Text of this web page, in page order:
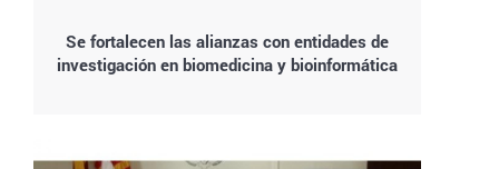
Se fortalecen las alianzas con entidades de
investigación en biomedicina y bioinformática